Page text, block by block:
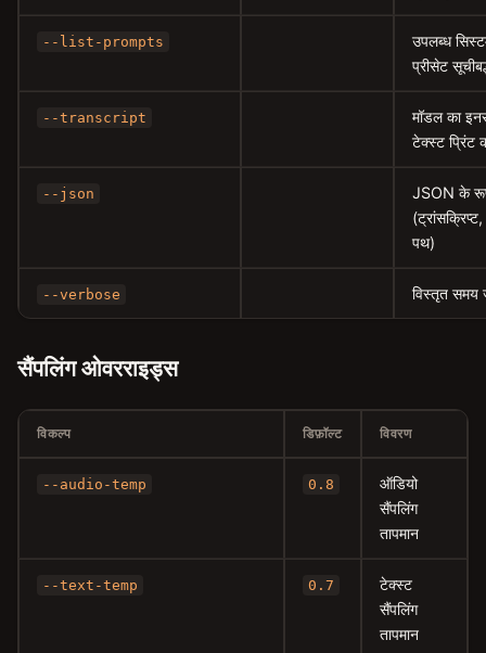
--list-prompts
उपलब्ध
प्रीसेट
--transcript
मॉडल का
टेक्स्ट प्रिंट
--json
JSON के
पथ)
--verbose विस्तृत समय
सैंपलिंग ओवरराइड्स
विकल्प डिफ़ॉल्ट विवरण
--audio-temp 0.8
ऑडियो
सैंपलिंग
तापमान
--text-temp 0.7
टेक्स्ट
सैंपलिंग
तापमान